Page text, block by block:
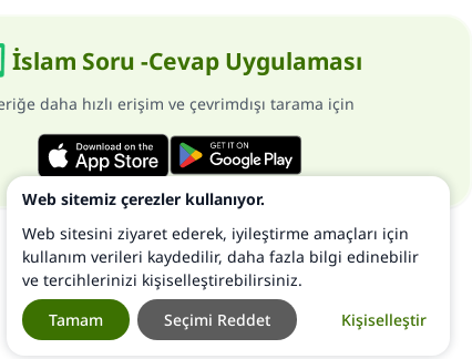
İslam Soru -Cevap Uygulaması
daha hızlı erişim ve çevrimdışı tarama için
Web sitemiz çerezler kullanıyor.
Web sitesini ziyaret ederek, iyileştirme amaçları için
kullanım verileri kaydedilir, daha fazla bilgi edinebilir
ve tercihlerinizi kişiselleştirebilirsiniz.
Kişiselleştir
Seçimi Reddet
Tamam